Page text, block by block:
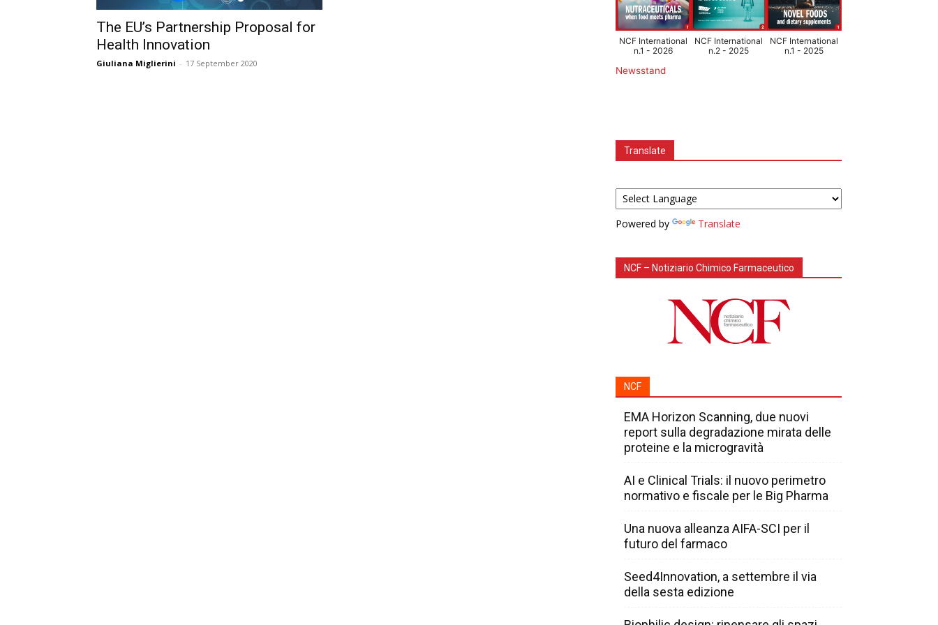
The EU’s Partnership Proposal for
Health Innovation
Giuliana Miglierini - 17 September 2020
NCF International
n.1 - 2026
NCF International
n.2 - 2025
NCF International
n.1 - 2025
Newsstand
Translate
Powered by Translate
NCF – Notiziario Chimico Farmaceutico
NCF
EMA Horizon Scanning, due nuovi
report sulla degradazione mirata delle
proteine e la microgravità
AI e Clinical Trials: il nuovo perimetro
normativo e fiscale per le Big Pharma
Una nuova alleanza AIFA-SCI per il
futuro del farmaco
Seed4Innovation, a settembre il via
della sesta edizione